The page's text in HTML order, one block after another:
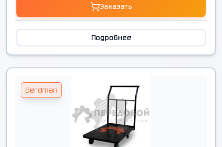
Заказать
Подробнее
Berdman